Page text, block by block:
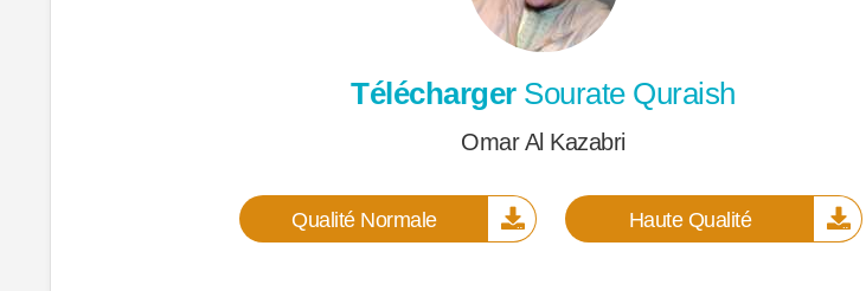
TéléchargerSourate Quraish
Omar Al Kazabri
Qualité Normale Haute Qualité